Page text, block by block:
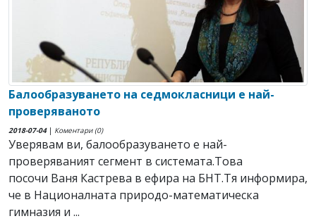
Балообразуването на седмокласници е най-
проверяваното
2018-07-04| Коментари (0)
Уверявам ви, балообразуването е най-
проверяваният сегмент в системата.Това
посочи Ваня Кастрева в ефира на БНТ.Тя информира,
че в Националната природо-математическа
гимназия и ...